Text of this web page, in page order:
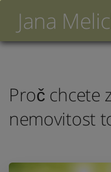
Jana
Proč chcete
nemovitost